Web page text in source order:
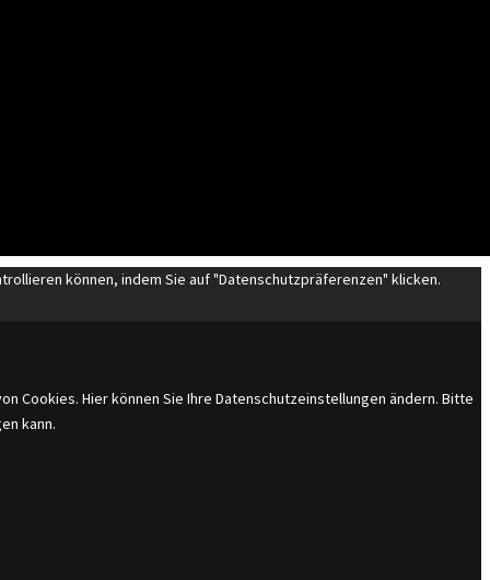
können, indem Sie auf "Datenschutzpräferenzen" klicken.
Cookies. Hier können Sie Ihre Datenschutzeinstellungen ändern. Bitte
kann.